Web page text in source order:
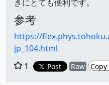
きにとても便利です。
参考
https://
jp_104.html
1
Post Raw